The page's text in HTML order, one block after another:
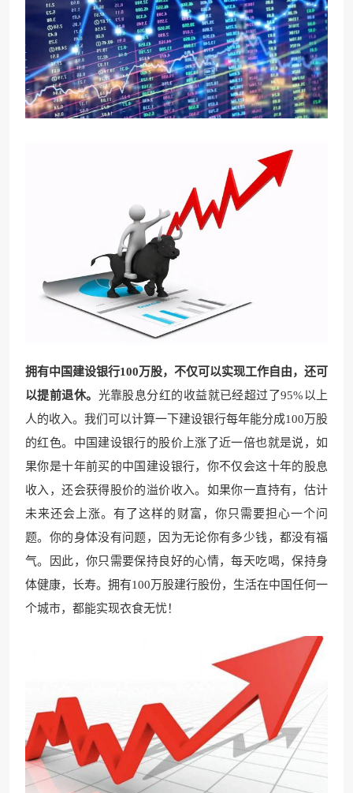
拥有中国建设银行100万股，不仅可以实现工作自由，还可
以提前退休。 光靠股息分红的收益就已经超过了95%以上
人的收入。我们可以计算一下建设银行每年能分成100万股
的红色。中国建设银行的股价上涨了近一倍也就是说，如
果你是十年前买的中国建设银行，你不仅会这十年的股息
收入，还会获得股价的溢价收入。如果你一直持有，估计
未来还会上涨。有了这样的财富，你只需要担心一个问
题。你的身体没有问题，因为无论你有多少钱，都没有福
气。因此，你只需要保持良好的心情，每天吃喝，保持身
体健康，长寿。拥有100万股建行股份，生活在中国任何一
个城市，都能实现衣食无忧！